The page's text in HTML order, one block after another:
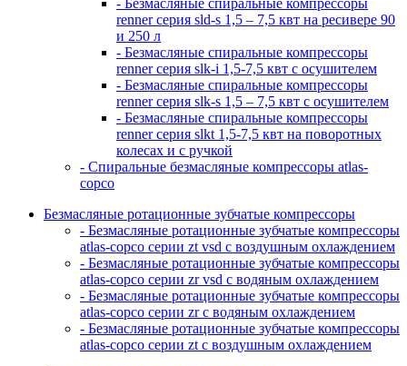
renner серия sld-s 1,5 – 7,5 квт на ресивере 90
и 250 л
- Безмасляные спиральные компрессоры
renner серия slk-i 1,5-7,5 квт с осушителем
- Безмасляные спиральные компрессоры
renner серия slk-s 1,5 – 7,5 квт с осушителем
- Безмасляные спиральные компрессоры
renner серия slkt 1,5-7,5 квт на поворотных
колесах и с ручкой
- Спиральные безмасляные компрессоры atlas-
copco
Безмасляные ротационные зубчатые компрессоры
- Безмасляные ротационные зубчатые компрессоры
atlas-copco серии zt vsd с воздушным охлаждением
- Безмасляные ротационные зубчатые компрессоры
atlas-copco серии zr vsd с водяным охлаждением
- Безмасляные ротационные зубчатые компрессоры
atlas-copco серии zr с водяным охлаждением
- Безмасляные ротационные зубчатые компрессоры
atlas-copco серии zt с воздушным охлаждением